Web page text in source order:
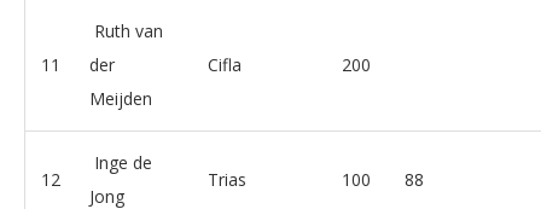
11
Ruth van
der
Meijden
Cifla 200
12
Inge de
Jong
Trias 100 88